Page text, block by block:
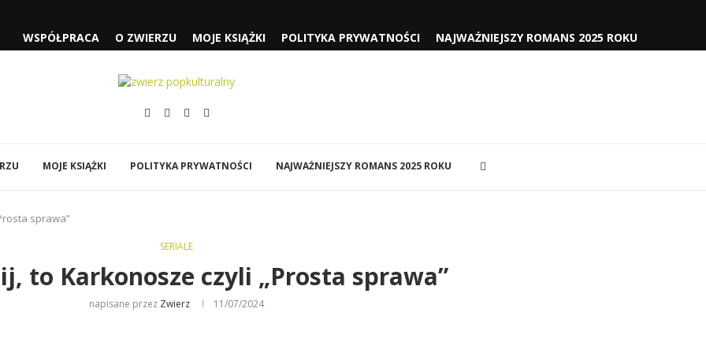
CZYLI... I „FJORD”
MAN: CAŁKIEM NOWY...
DO MNIE...
NOLANA
WSPÓŁPRACA O ZWIERZU MOJE KSIĄŻKI POLITYKA PRYWATNOŚCI NAJWAŻNIEJSZY ROMANS 2025 ROKU
MOJE KSIĄŻKI POLITYKA PRYWATNOŚCI NAJWAŻNIEJSZY ROMANS 2025 ROKU
sprawa”
SERIALE
to Karkonosze czyli „Prosta sprawa”
napisane przez Zwierz 11/07/2024